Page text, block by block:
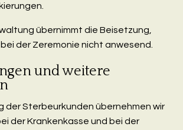
übernimmt die Beisetzung,
der Zeremonie nicht anwesend.
und weitere
der Sterbeurkunden übernehmen wir
der Krankenkasse und bei der